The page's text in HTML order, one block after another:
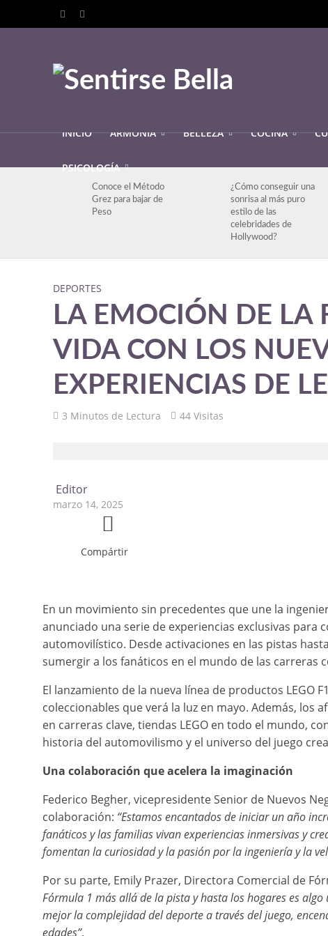
INICIO ARMONIA BELLEZA COCINA
PSICOLOGÍA
Conoce el Método
Grez para bajar de
Peso
¿Cómo conseguir una
sonrisa al más puro
estilo de las
celebridades de
Hollywood?
DEPORTES
LA EMOCIÓN DE
VIDA CON LOS
EXPERIENCIAS DE
3 Minutos de Lectura 44 Visitas
Editor
marzo 14, 2025
Compártir
En un movimiento sin precedentes que une la
anunciado una serie de experiencias exclusivas
automovilístico. Desde activaciones en las pistas
sumergir a los fanáticos en el mundo de las carreras
El lanzamiento de la nueva línea de productos LEGO
coleccionables que verá la luz en mayo. Además, los
en carreras clave, tiendas LEGO en todo el mundo,
historia del automovilismo y el universo del juego
Una colaboración que acelera la imaginación
Federico Begher, vicepresidente Senior de Nuevos
colaboración: “Estamos encantados de iniciar un año
fanáticos y las familias vivan experiencias inmersivas y
fomentan la curiosidad y la pasión por la ingeniería y la
Por su parte, Emily Prazer, Directora Comercial de
Fórmula 1 más allá de la pista y hasta los hogares es
mejor la complejidad del deporte a través del juego,
edades”.